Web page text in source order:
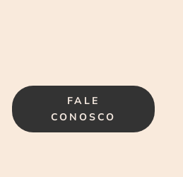
FALE
CONOSCO